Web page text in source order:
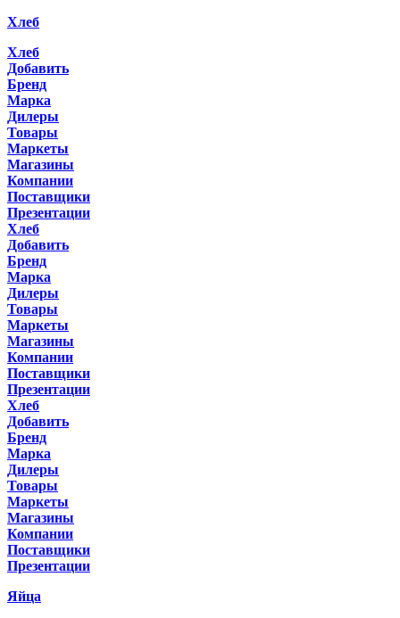
Хлеб
Хлеб
Добавить
Бренд
Марка
Дилеры
Товары
Маркеты
Магазины
Компании
Поставщики
Презентации
Хлеб
Добавить
Бренд
Марка
Дилеры
Товары
Маркеты
Магазины
Компании
Поставщики
Презентации
Хлеб
Добавить
Бренд
Марка
Дилеры
Товары
Маркеты
Магазины
Компании
Поставщики
Презентации
Яйца